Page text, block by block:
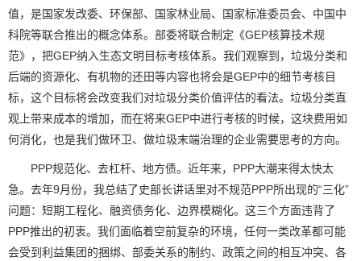
值，是国家发改委、环保部、国家林业局、国家标准委员会、中国中
科院等联合推出的概念体系。部委将联合制定《GEP核算技术规
范》，把GEP纳入生态文明目标考核体系。我们观察到，垃圾分类和
后端的资源化、有机物的还田等内容也将会是GEP中的细节考核目
标，这个目标将会改变我们对垃圾分类价值评估的看法。垃圾分类直
观上带来成本的增加，而在将来GEP中进行考核的时候，这块费用如
何消化，也是我们做环卫、做垃圾末端治理的企业需要思考的方向。
PPP规范化、去杠杆、地方债。近年来，PPP大潮来得太快太
急。去年9月份，我总结了史部长讲话里对不规范PPP所出现的“三化”
问题：短期工程化、融资债务化、边界模糊化。这三个方面违背了
PPP推出的初衷。我们面临着空前复杂的环境，任何一类改革都可能
会受到利益集团的捆绑、部委关系的制约、政策之间的相互冲突、各